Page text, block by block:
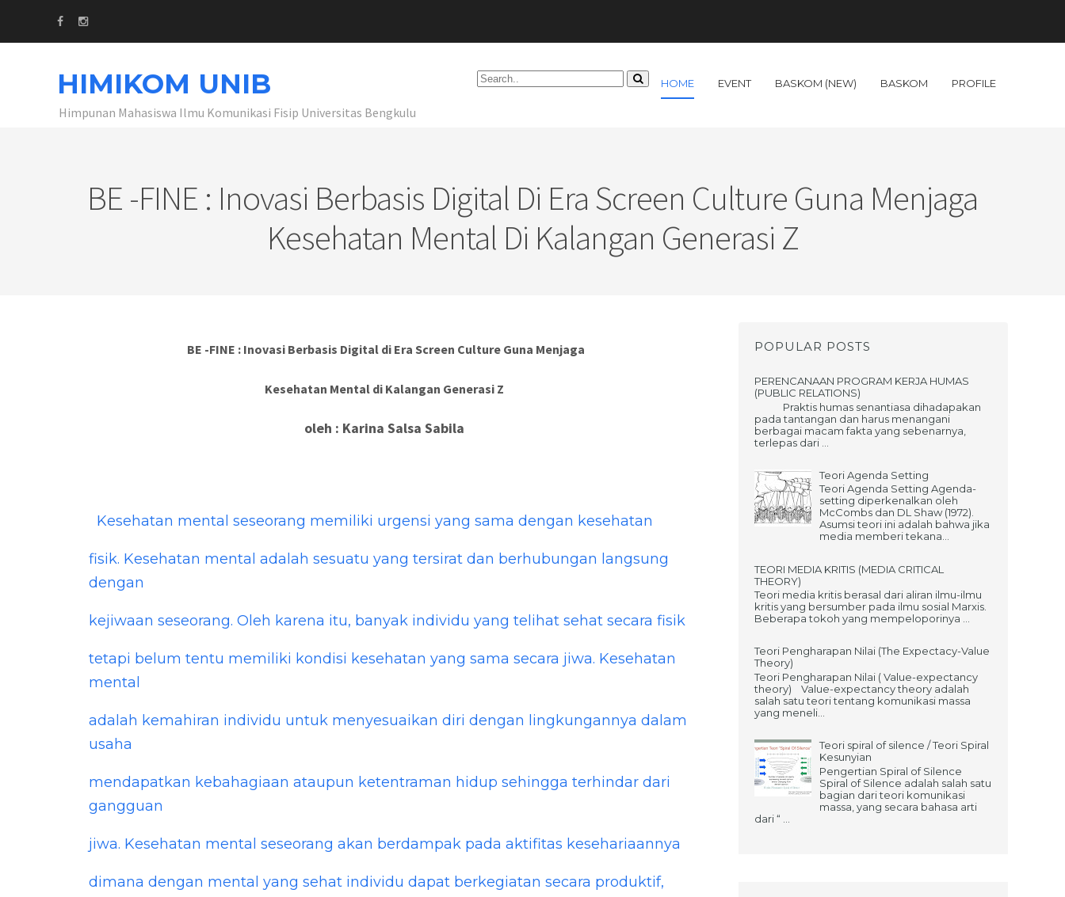
HIMIKOM UNIB
Himpunan Mahasiswa Ilmu Komunikasi Fisip Universitas Bengkulu
HOME EVENT BASKOM (NEW) BASKOM PROFILE
BE -FINE : Inovasi Berbasis Digital Di Era Screen Culture Guna Menjaga
Kesehatan Mental Di Kalangan Generasi Z
BE -FINE : Inovasi Berbasis Digital di Era Screen Culture Guna Menjaga
Kesehatan Mental di Kalangan Generasi Z
oleh : Karina Salsa Sabila
Kesehatan mental seseorang memiliki urgensi yang sama dengan kesehatan
fisik. Kesehatan mental adalah sesuatu yang tersirat dan berhubungan langsung
dengan
kejiwaan seseorang. Oleh karena itu, banyak individu yang telihat sehat secara fisik
tetapi belum tentu memiliki kondisi kesehatan yang sama secara jiwa. Kesehatan
mental
adalah kemahiran individu untuk menyesuaikan diri dengan lingkungannya dalam
usaha
mendapatkan kebahagiaan ataupun ketentraman hidup sehingga terhindar dari
gangguan
jiwa. Kesehatan mental seseorang akan berdampak pada aktifitas kesehariaannya
dimana dengan mental yang sehat individu dapat berkegiatan secara produktif,
POPULAR POSTS
PERENCANAAN PROGRAM KERJA HUMAS
(PUBLIC RELATIONS)
Praktis humas senantiasa dihadapakan
pada tantangan dan harus menangani
berbagai macam fakta yang sebenarnya,
terlepas dari ...
Teori Agenda Setting
Teori Agenda Setting Agenda-
setting diperkenalkan oleh
McCombs dan DL Shaw (1972).
Asumsi teori ini adalah bahwa jika
media memberi tekana...
TEORI MEDIA KRITIS (MEDIA CRITICAL
THEORY)
Teori media kritis berasal dari aliran ilmu-ilmu
kritis yang bersumber pada ilmu sosial Marxis.
Beberapa tokoh yang mempeloporinya ...
Teori Pengharapan Nilai (The Expectacy-Value
Theory)
Teori Pengharapan Nilai ( Value-expectancy
theory) Value-expectancy theory adalah
salah satu teori tentang komunikasi massa
yang meneli...
Teori spiral of silence / Teori Spiral
Kesunyian
Pengertian Spiral of Silence
Spiral of Silence adalah salah satu
bagian dari teori komunikasi
massa, yang secara bahasa arti
dari “ ...